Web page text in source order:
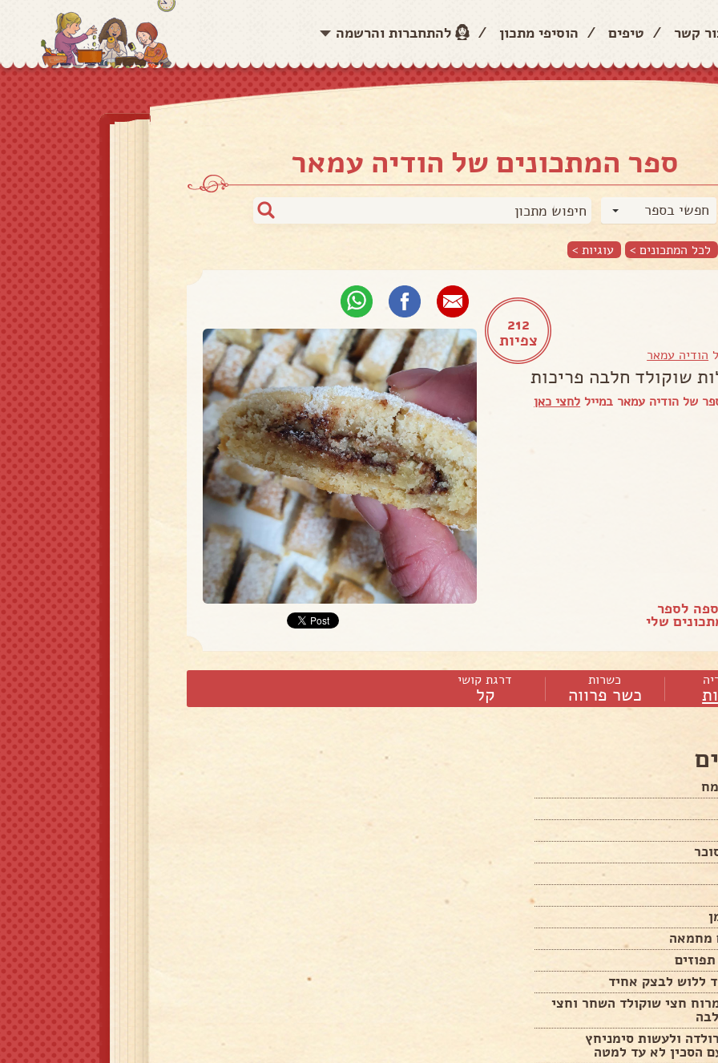
קשר / טיפים / הוסיפי מתכון / להתחברות והרשמה
ספר המתכונים של הודיה עמאר
חפשי בספר
לכל המתכונים > עוגיות >
212
צפיות
הודיה עמאר
שוקולד חלבה פריכות
של הודיה עמאר במייל לחצי כאן
לספר
שלי
כשרות
כשר פרווה
דרגת קושי
קל
ללוש לבצק אחיד
חצי שוקולד השחר וחצי
ולעשות סימניחץ
הסכין לא עד למטה